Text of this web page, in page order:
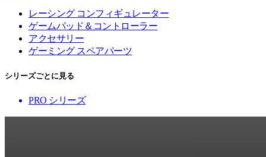
レーシング コンフィギュレーター
ゲームパッド＆コントローラー
アクセサリー
ゲーミング スペアパーツ
シリーズごとに見る
PRO シリーズ